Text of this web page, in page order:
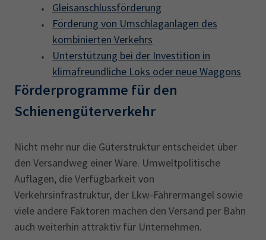
Gleisanschlussförderung
Förderung von Umschlaganlagen des
kombinierten Verkehrs
Unterstützung bei der Investition in
klimafreundliche Loks oder neue Waggons
Förderprogramme für den
Schienengüterverkehr
Nicht mehr nur die Güterstruktur entscheidet über
den Versandweg einer Ware. Umweltpolitische
Auflagen, die Verfügbarkeit von
Verkehrsinfrastruktur, der Lkw-Fahrermangel sowie
viele andere Faktoren machen den Versand per Bahn
auch weiterhin attraktiv für Unternehmen.